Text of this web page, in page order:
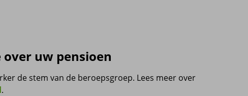
uw pensioen
de stem van de beroepsgroep. Lees meer over
.